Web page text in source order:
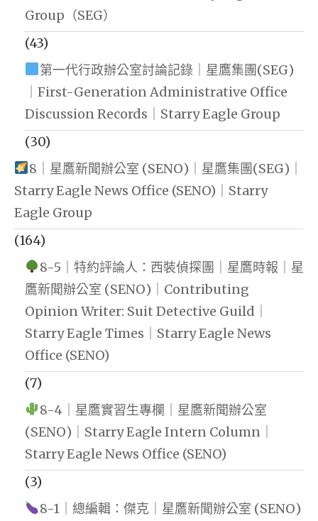
Group（SEG）
(43)
第一代行政辦公室討論記錄｜星鷹集團(SEG)
｜First-Generation Administrative Office
Discussion Records｜Starry Eagle Group
(30)
8｜星鷹新聞辦公室 (SENO)｜星鷹集團(SEG)｜
Starry Eagle News Office (SENO)｜Starry
Eagle Group
(164)
8-5｜特約評論人：西裝偵探團｜星鷹時報｜星
鷹新聞辦公室 (SENO)｜Contributing
Opinion Writer: Suit Detective Guild｜
Starry Eagle Times｜Starry Eagle News
Office (SENO)
(7)
8-4｜星鷹實習生專欄｜星鷹新聞辦公室
(SENO)｜Starry Eagle Intern Column｜
Starry Eagle News Office (SENO)
(3)
8-1｜總編輯：傑克｜星鷹新聞辦公室 (SENO)